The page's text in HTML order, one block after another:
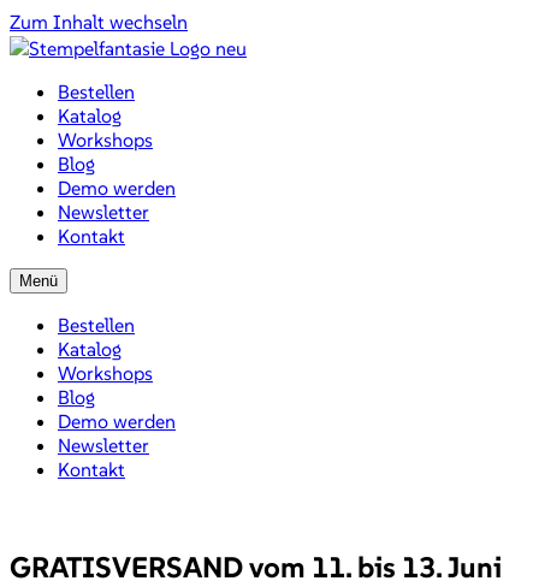
Zum Inhalt wechseln
Bestellen
Katalog
Workshops
Blog
Demo werden
Newsletter
Kontakt
Menü
Bestellen
Katalog
Workshops
Blog
Demo werden
Newsletter
Kontakt
GRATISVERSAND vom 11. bis 13. Juni